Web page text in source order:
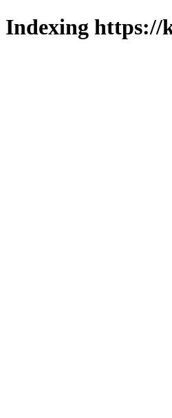
Indexing https://